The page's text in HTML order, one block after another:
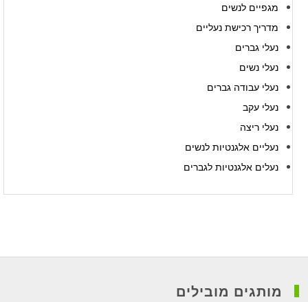
מגפיים לנשים
מדריך רכישת נעליים
נעלי גברים
נעלי נשים
נעלי עבודה גברים
נעלי עקב
נעלי ריצה
נעליים אלגנטיות לנשים
נעלים אלגנטיות לגברים
מותגים מובילים